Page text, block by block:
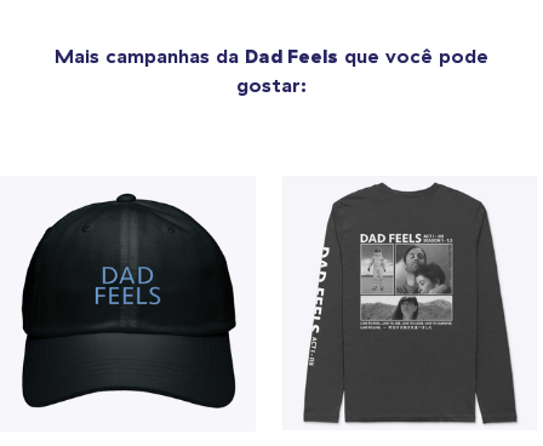
Mais campanhas da Dad Feels que você pode
gostar: